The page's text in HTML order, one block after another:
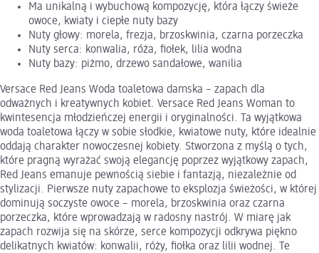
Ma unikalną i wybuchową kompozycję, która łączy świeże
owoce, kwiaty i ciepłe nuty bazy
Nuty głowy: morela, frezja, brzoskwinia, czarna porzeczka
Nuty serca: konwalia, róża, fiołek, lilia wodna
Nuty bazy: piżmo, drzewo sandałowe, wanilia
Versace Red Jeans Woda toaletowa damska – zapach dla
odważnych i kreatywnych kobiet. Versace Red Jeans Woman to
kwintesencja młodzieńczej energii i oryginalności. Ta wyjątkowa
woda toaletowa łączy w sobie słodkie, kwiatowe nuty, które idealnie
oddają charakter nowoczesnej kobiety. Stworzona z myślą o tych,
które pragną wyrażać swoją elegancję poprzez wyjątkowy zapach,
Red Jeans emanuje pewnością siebie i fantazją, niezależnie od
stylizacji. Pierwsze nuty zapachowe to eksplozja świeżości, w której
dominują soczyste owoce – morela, brzoskwinia oraz czarna
porzeczka, które wprowadzają w radosny nastrój. W miarę jak
zapach rozwija się na skórze, serce kompozycji odkrywa piękno
delikatnych kwiatów: konwalii, róży, fiołka oraz lilii wodnej. Te